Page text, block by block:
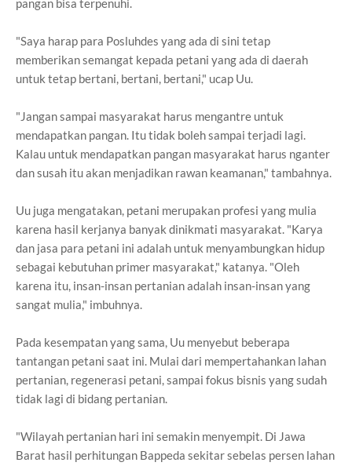
pangan bisa terpenuhi.
"Saya harap para Posluhdes yang ada di sini tetap
memberikan semangat kepada petani yang ada di daerah
untuk tetap bertani, bertani, bertani," ucap Uu.
"Jangan sampai masyarakat harus mengantre untuk
mendapatkan pangan. Itu tidak boleh sampai terjadi lagi.
Kalau untuk mendapatkan pangan masyarakat harus nganter
dan susah itu akan menjadikan rawan keamanan," tambahnya.
Uu juga mengatakan, petani merupakan profesi yang mulia
karena hasil kerjanya banyak dinikmati masyarakat. "Karya
dan jasa para petani ini adalah untuk menyambungkan hidup
sebagai kebutuhan primer masyarakat," katanya. "Oleh
karena itu, insan-insan pertanian adalah insan-insan yang
sangat mulia," imbuhnya.
Pada kesempatan yang sama, Uu menyebut beberapa
tantangan petani saat ini. Mulai dari mempertahankan lahan
pertanian, regenerasi petani, sampai fokus bisnis yang sudah
tidak lagi di bidang pertanian.
"Wilayah pertanian hari ini semakin menyempit. Di Jawa
Barat hasil perhitungan Bappeda sekitar sebelas persen lahan